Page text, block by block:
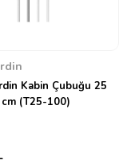
Kabin Çubuğu 25
(T25-100)